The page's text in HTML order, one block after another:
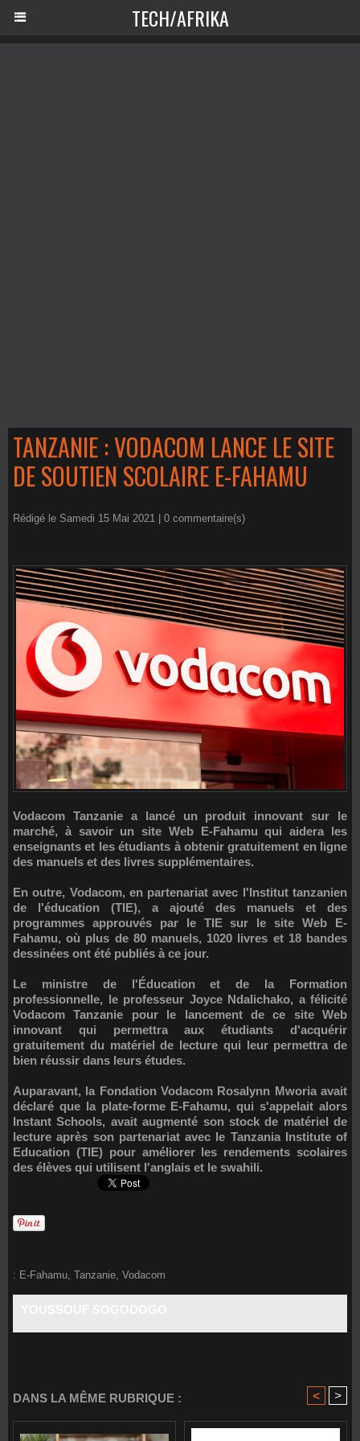
TECH/AFRIKA
TANZANIE : VODACOM LANCE LE SITE
DE SOUTIEN SCOLAIRE E-FAHAMU
Rédigé le Samedi 15 Mai 2021 | 0 commentaire(s)
Vodacom Tanzanie a lancé un produit innovant sur le
marché, à savoir un site Web E-Fahamu qui aidera les
enseignants et les étudiants à obtenir gratuitement en ligne
des manuels et des livres supplémentaires.
En outre, Vodacom, en partenariat avec l'Institut tanzanien
de l'éducation (TIE), a ajouté des manuels et des
programmes approuvés par le TIE sur le site Web E-
Fahamu, où plus de 80 manuels, 1020 livres et 18 bandes
dessinées ont été publiés à ce jour.
Le ministre de l'Éducation et de la Formation
professionnelle, le professeur Joyce Ndalichako, a félicité
Vodacom Tanzanie pour le lancement de ce site Web
innovant qui permettra aux étudiants d'acquérir
gratuitement du matériel de lecture qui leur permettra de
bien réussir dans leurs études.
Auparavant, la Fondation Vodacom Rosalynn Mworiaavait
déclaré que la plate-forme E-Fahamu, qui s'appelait alors
Instant Schools, avait augmenté son stock de matériel de
lecture après son partenariat avec le Tanzania Institute of
Education (TIE)pour améliorer les rendements scolaires
des élèves qui utilisent l'anglais et le swahili.
: E-Fahamu, Tanzanie, Vodacom
DANS LA MÊME RUBRIQUE : < >